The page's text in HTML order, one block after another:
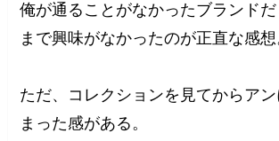
俺が通ることがなかったブランドだ
まで興味がなかったのが正直な感想
ただ、コレクションを見てからア
まった感がある。